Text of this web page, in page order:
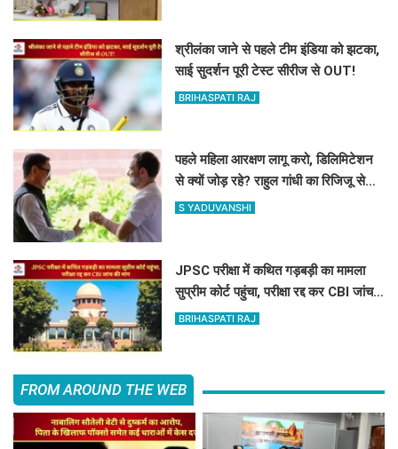
श्रीलंका जाने से पहले टीम इंडिया को झटका,
साई सुदर्शन पूरी टेस्ट सीरीज से OUT!
BRIHASPATI RAJ
पहले महिला आरक्षण लागू करो, डिलिमिटेशन
से क्यों जोड़ रहे? राहुल गांधी का रिजिजू से
सवाल
S YADUVANSHI
JPSC परीक्षा में कथित गड़बड़ी का मामला
सुप्रीम कोर्ट पहुंचा, परीक्षा रद्द कर CBI जांच
की मांग
BRIHASPATI RAJ
FROM AROUND THE WEB